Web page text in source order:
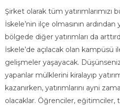
Şirket olarak tüm yatırımlarımızı
İskele’nin ilçe olmasının
bölgede diğer yatırımları da
İskele’de açılacak olan kampüsü
gelişmeler yaşayacak.
yapanlar mülklerini kiralayıp
kazanırken, yatırımlarını ayni
olacaklar. Öğrenciler, eğitimciler,